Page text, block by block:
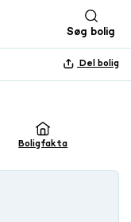
Søg bolig
Del bolig
+ 18 BILLEDER
Boligfakta